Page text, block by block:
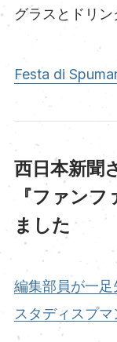
グラスとドリ
Festa di
西日本新聞
『ファン
ました
編集部員が一
スタディスプ